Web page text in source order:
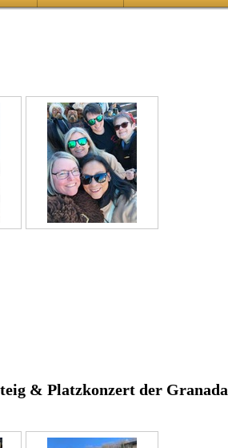
& Platzkonzert der Granada